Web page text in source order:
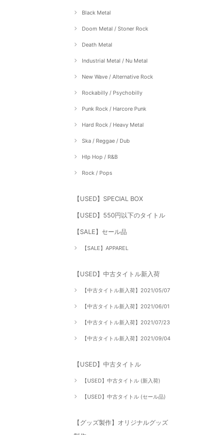
Black Metal
Doom Metal / Stoner Rock
Death Metal
Industrial Metal / Nu Metal
New Wave / Alternative Rock
Rockabilly / Psychobilly
Punk Rock / Harcore Punk
Hard Rock / Heavy Metal
Ska / Reggae / Dub
HIp Hop / R&B
Rock / Pops
【USED】SPECIAL BOX
【USED】550円以下のタイトル
【SALE】セール品
【SALE】APPAREL
【USED】中古タイトル新入荷
【中古タイトル新入荷】2021/05/07
【中古タイトル新入荷】2021/06/01
【中古タイトル新入荷】2021/07/23
【中古タイトル新入荷】2021/09/04
【USED】中古タイトル
【USED】中古タイトル (新入荷)
【USED】中古タイトル (セール品)
【グッズ製作】オリジナルグッズ